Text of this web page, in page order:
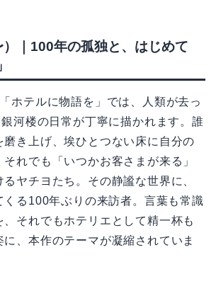
ホテルに物語を」では、人類が去っ
河楼の日常が丁寧に描かれます。誰
き上げ、埃ひとつない床に自分の
それでも「いつかお客さまが来る」
るヤチヨたち。その静謐な世界に、
くる100年ぶりの来訪者。言葉も常識
、それでもホテリエとして精一杯も